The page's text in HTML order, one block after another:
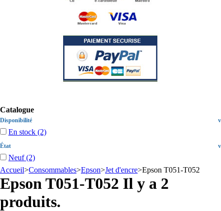
Catalogue
Disponibilité v
En stock (2)
État v
Neuf(2)
Accueil>Consommables>Epson>Jet d'encre>Epson T051-T052
Epson T051-T052 Il y a 2
produits.